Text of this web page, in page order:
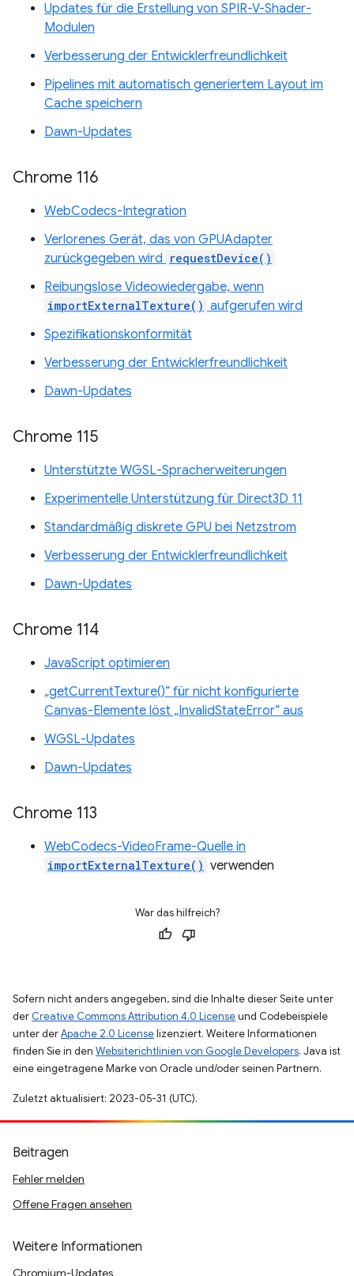
Updates für die Erstellung von SPIR-V-Shader-
Modulen
Verbesserung der Entwicklerfreundlichkeit
Pipelines mit automatisch generiertem Layout im
Cache speichern
Dawn-Updates
Chrome 116
WebCodecs-Integration
Verlorenes Gerät, das von GPUAdapter
zurückgegeben wird requestDevice()
Reibungslose Videowiedergabe, wenn
importExternalTexture() aufgerufen wird
Spezifikationskonformität
Verbesserung der Entwicklerfreundlichkeit
Dawn-Updates
Chrome 115
Unterstützte WGSL-Spracherweiterungen
Experimentelle Unterstützung für Direct3D 11
Standardmäßig diskrete GPU bei Netzstrom
Verbesserung der Entwicklerfreundlichkeit
Dawn-Updates
Chrome 114
JavaScript optimieren
„getCurrentTexture()“ für nicht konfigurierte
Canvas-Elemente löst „InvalidStateError“ aus
WGSL-Updates
Dawn-Updates
Chrome 113
WebCodecs-VideoFrame-Quelle in
importExternalTexture() verwenden
War das hilfreich?
Sofern nicht anders angegeben, sind die Inhalte dieser Seite unter
der Creative Commons Attribution 4.0 Licenseund Codebeispiele
unter derApache 2.0 Licenselizenziert. Weitere Informationen
finden Sie in den Websiterichtlinien von Google Developers. Java ist
eine eingetragene Marke von Oracle und/oder seinen Partnern.
Zuletzt aktualisiert: 2023-05-31 (UTC).
Beitragen
Fehler melden
Offene Fragen ansehen
Weitere Informationen